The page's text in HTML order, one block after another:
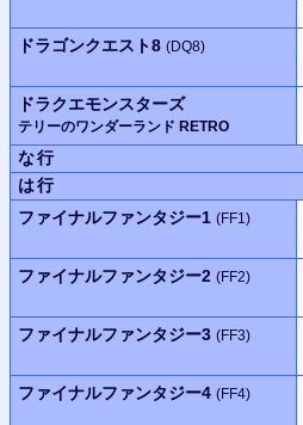
ドラゴンクエスト8 (DQ8)
ドラクエモンスターズ
テリーのワンダーランド RETRO
な行
は行
ファイナルファンタジー1 (FF1)
ファイナルファンタジー2 (FF2)
ファイナルファンタジー3 (FF3)
ファイナルファンタジー4 (FF4)